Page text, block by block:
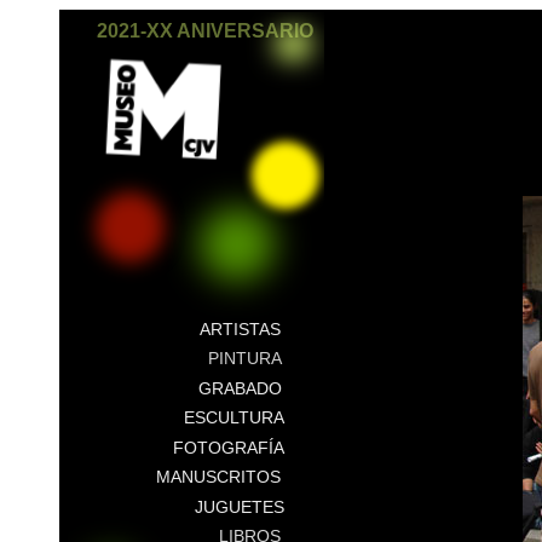
2021-XX ANIVERSARIO
ARTISTAS
PINTURA
GRABADO
ESCULTURA
FOTOGRAFÍA
MANUSCRITOS
JUGUETES
LIBROS